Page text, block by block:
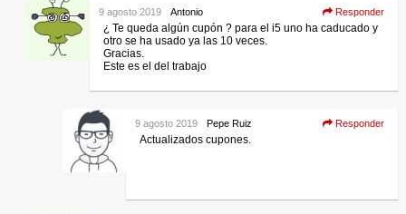
Antonio
9 agosto 2019 Responder
¿ Te queda algún cupón ? para el i5 uno ha caducado y
otro se ha usado ya las 10 veces.
Gracias.
Este es el del trabajo
Pepe Ruiz
9 agosto 2019 Responder
Actualizados cupones.